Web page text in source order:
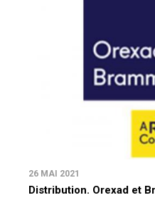
26 MAI 2021
Distribution. Orexad et